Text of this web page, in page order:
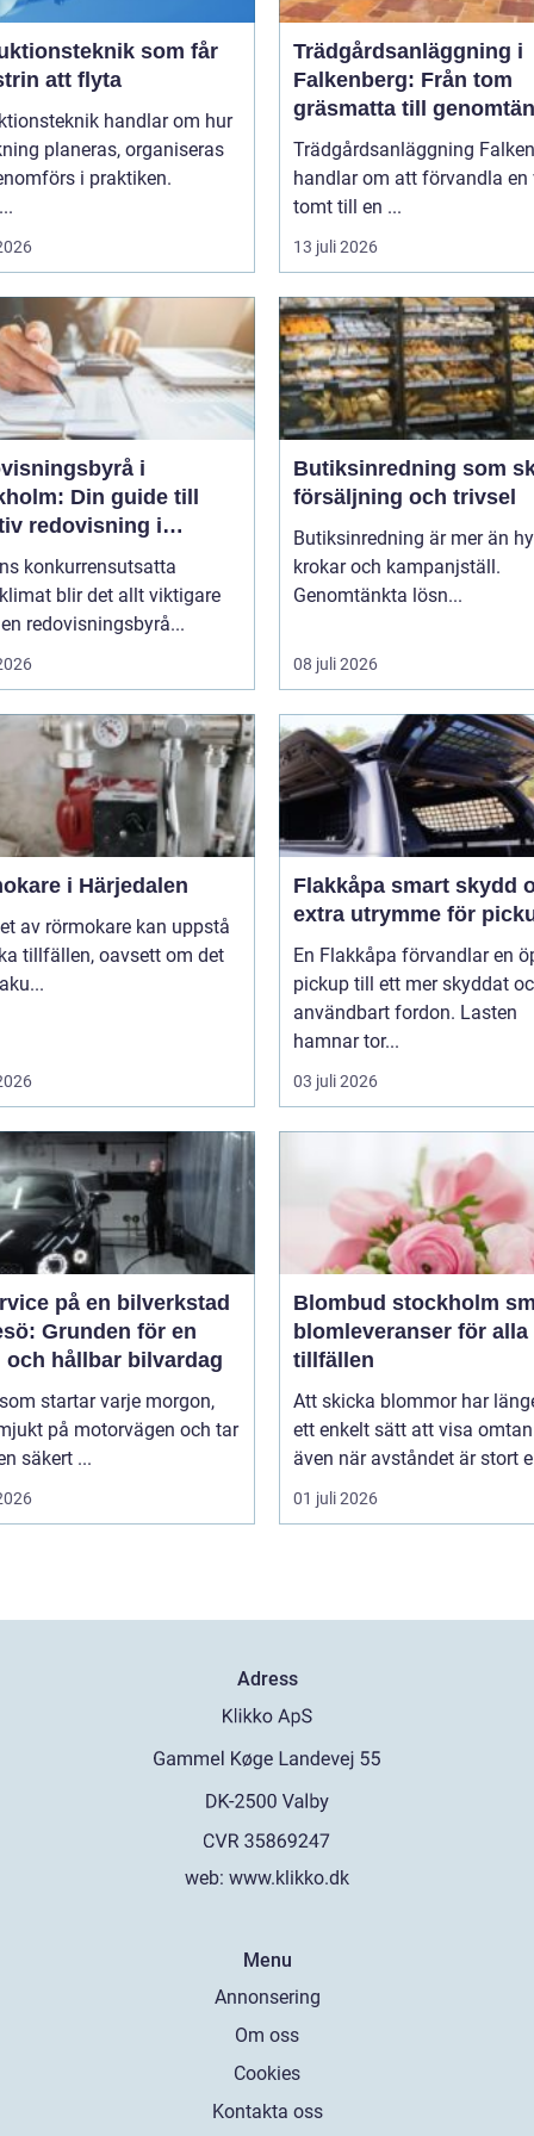
som får
att flyta
handlar om hur
planeras, organiseras
i praktiken.
Trädgårdsanläggning i
Falkenberg: Från tom
gräsmatta till
helhet
Trädgårdsanläggning
handlar om att förvandla en
tomt till en ...
13 juli 2026
i
Din guide till
redovisning i
konkurrensutsatta
blir det allt viktigare
redovisningsbyrå...
Butiksinredning som
försäljning och trivsel
Butiksinredning är mer än
krokar och kampanjställ.
Genomtänkta lösn...
08 juli 2026
i Härjedalen
av rörmokare kan uppstå
tillfällen, oavsett om det
Flakkåpa smart skydd och
extra utrymme för
En Flakkåpa förvandlar en
pickup till ett mer skyddat
användbart fordon. Lasten
hamnar tor...
03 juli 2026
på en bilverkstad
Grunden för en
och hållbar bilvardag
startar varje morgon,
på motorvägen och tar
säkert ...
Blombud stockholm smidiga
blomleveranser för alla
tillfällen
Att skicka blommor har
ett enkelt sätt att visa
även när avståndet är stort
01 juli 2026
Adress
web: www.klikko.dk
Menu
Annonsering
Om oss
Cookies
Kontakta oss